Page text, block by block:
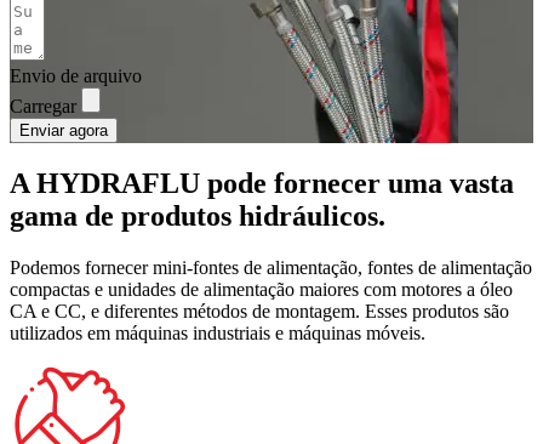
Envio de arquivo
Carregar
Enviar agora
A HYDRAFLU pode fornecer uma vasta
gama de produtos hidráulicos.
Podemos fornecer mini-fontes de alimentação, fontes de alimentação
compactas e unidades de alimentação maiores com motores a óleo
CA e CC, e diferentes métodos de montagem. Esses produtos são
utilizados em máquinas industriais e máquinas móveis.